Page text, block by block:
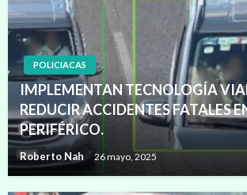
POLICIACAS
IMPLEMENTAN TECNOLOGÍA
REDUCIR ACCIDENTES FATALES
PERIFÉRICO.
Roberto Nah 26 mayo, 2025